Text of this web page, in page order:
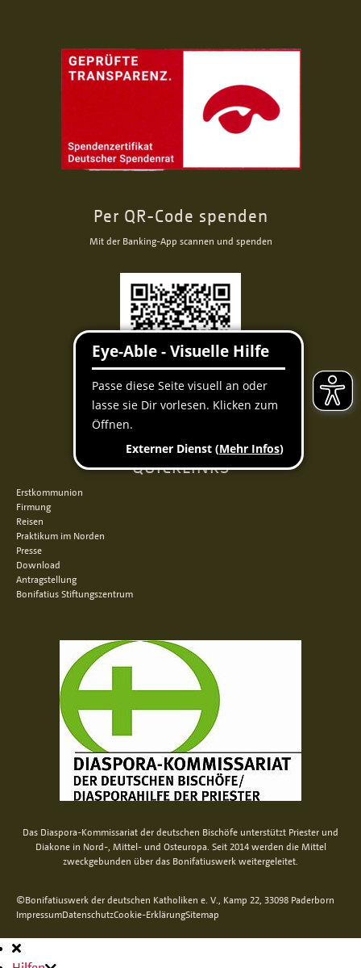
Per QR-Code spenden
Mit der Banking-App scannen und spenden
Facebook
QUICKLINKS
Erstkommunion
Firmung
Reisen
Praktikum im Norden
Presse
Download
Antragstellung
Bonifatius Stiftungszentrum
Das Diaspora-Kommissariat der deutschen Bischöfe unterstützt Priester und
Diakone in Nord-, Mittel- und Osteuropa. Seit 2014 werden die Mittel
zweckgebunden über das Bonifatiuswerk weitergeleitet.
©Bonifatiuswerk der deutschen Katholiken e. V., Kamp 22, 33098 Paderborn
ImpressumDatenschutzCookie-ErklärungSitemap
Hauptnavigation